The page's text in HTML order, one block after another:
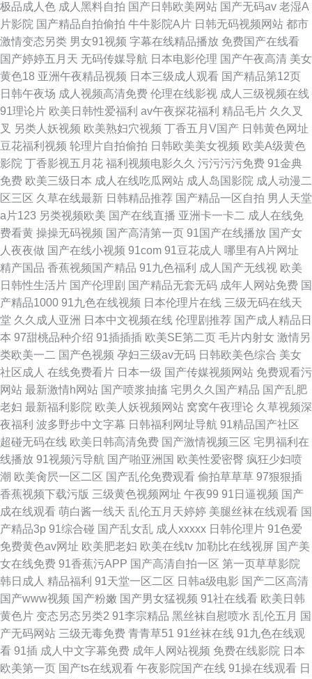
极品成人色 成人黑料自拍 国产日韩欧美网站 国产无码av 老湿A
片影院 国产精品自拍偷拍 牛牛影院A片 日韩无码视频网站 都市
激情变态另类 男女91视频 字幕在线精品播放 免费国产在线看
国产婷婷五月天 无码传媒导航 日本电影伦理 国产午夜高清 美女
黄色18 亚洲午夜精品视频 日本三级成人观看 国产精品第12页
日韩午夜场 成人视频高清免费 伦理在线影视 成人三级视频在线
91理论片 欧美日韩性爱福利 av午夜探花福利 精品毛片 久久叉
叉 另类人妖视频 欧美熟妇穴视频 丁香五月V国产 日韩黄色网址
豆花福利视频 轮理片自拍偷拍 日韩欧美美女视频 欧美A级黄色
影院 丁香影视五月花 福利视频电影久久 污污污污免费 91金典
免费 欧美三级日本 成人在线吃瓜网站 成人岛国影院 成人动漫二
区三区 久草在线最新 日韩精品推荐 国产精品一区自拍 男人天堂
a片123 另类视频欧美 国产在线直播 亚洲卡一卡二 成人在线免
费看黄 操操无码视频 国产高清第一页 91国产在线播放 国产女
人夜夜做 国产在线小视频 91com 91豆花成人 哪里有A片网址
精产国品 香蕉视频国产精品 91九色福利 成人国产无线视 欧美
日韩性生活片 国产伦理剧 国产精品无套无码 成年人网站免费 国
产精品1000 91九色在线视频 日本伦理片在线 三级无码在线天
堂 久久成人亚洲 日本中文视频在线 伦理剧推荐 国产成人精品日
本 97甜桃品种介绍 91插插插 欧美SE第二页 毛片内射女 激情另
类欧美一二 国产色视频 孕妇三级av无码 日韩欧美色综合 美女
社区成人 在线免费看片 日本一级 国产传媒视频网站 免费观看污
网站 最新激情h网站 国产喷浆抽搐 宅男久久国产精品 国产乱肥
老妇 最新福利影院 欧美人妖视频网站 窝窝午夜理论 久草视频深
夜福利 波多野步中文字幕 日韩福利网址导航 91精品国产社区
超碰无码在线 欧美日韩高清免费 国产激情视频三区 宅男福利在
线播放 91视频污导航 国产啪亚洲国 欧美性爱密臀 疯狂少妇喷
潮 欧美肏屄一区二区 国产乱伦免费观看 偷拍草草草 97狠狠插
香蕉视频下载污版 三级黄色视频网址 午夜99 91日逼视频 国产
成在线观看 萌白酱一线天 乱伦五月天婷婷 美腿丝袜在线观看 国
产精品3p 91综合碰 国产乱女乱 成人xxxxx 日韩伦理片 91色爱
免费黄色av网址 欧美肥老妇 欧美在线tv 加勒比在线视屏 国产美
女在线免费 91香蕉污APP 国产高清自拍一区 第一页草草影院
韩日成人 精品福利 91天堂一区二区 日韩a级电影 国产二区高清
国产www视频 国产粉嫩 国产男女猛视频 91社在线看 欧美日韩
黄色片 变态另态另类2 91李宗精品 黑丝袜自慰喷水 乱伦五月 国
产无码网站 三级无毒免费 青青草51 91丝袜在线 91九色在线观
看 91插 成人中文字幕免费 成年人网站视频 免费在线影院 日本
欧美第一页 国产ts在线观看 午夜影院国产在线 91操在线观看 日